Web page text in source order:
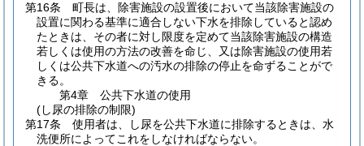
第16条
町長は、除害施設の設置後において当該除害施設の
設置に関わる基準に適合しない下水を排除していると認め
たときは、その者に対し限度を定めて当該除害施設の構造
若しくは使用の方法の改善を命じ、又は除害施設の使用若
しくは公共下水道への汚水の排除の停止を命ずることがで
きる。
第4章
公共下水道の使用
(し尿の排除の制限)
第17条
使用者は、し尿を公共下水道に排除するときは、水
洗便所によってこれをしなければならない。